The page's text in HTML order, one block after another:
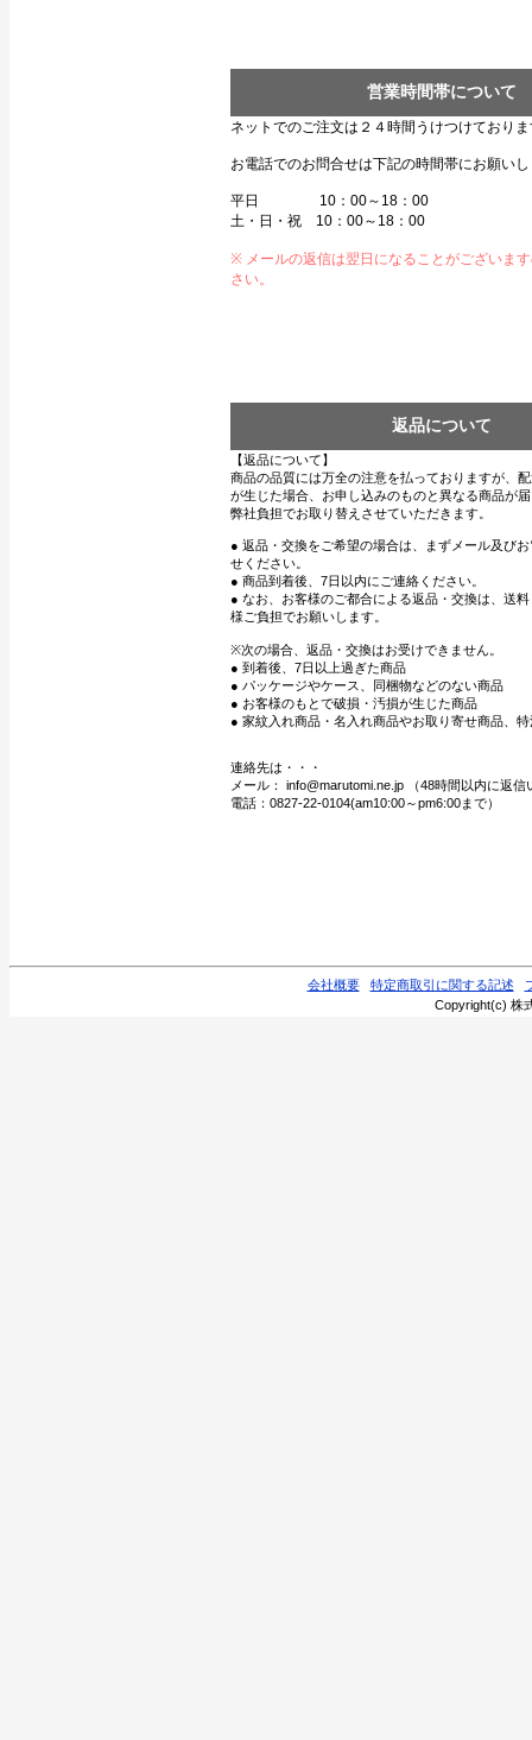
営業時間帯について
ネットでのご注文は２４時間うけつけており
お電話でのお問合せは下記の時間帯にお願い
平日 10：00～18：00
土・日・祝 10：00～18：00
※ メールの返信は翌日になることがございま
さい。
返品について
【返品について】
商品の品質には万全の注意を払っておりますが、
が生じた場合、お申し込みのものと異なる商品が
弊社負担でお取り替えさせていただきます。
● 返品・交換をご希望の場合は、まずメール及び
せください。
● 商品到着後、7日以内にご連絡ください。
● なお、お客様のご都合による返品・交換は、送
様ご負担でお願いします。
※次の場合、返品・交換はお受けできません。
● 到着後、7日以上過ぎた商品
● パッケージやケース、同梱物などのない商品
● お客様のもとで破損・汚損が生じた商品
● 家紋入れ商品・名入れ商品やお取り寄せ商品、
連絡先は・・・
メール： info@marutomi.ne.jp （48時間以内に返信
電話：0827-22-0104(am10:00～pm6:00まで）
会社概要 特定商取引に関する記述
Copyright(c) 株